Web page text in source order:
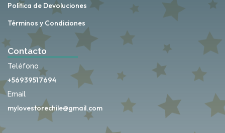
Política de Devoluciones
Términos y Condiciones
Contacto
Teléfono
+56939517694
Email
mylovestorechile@gmail.com